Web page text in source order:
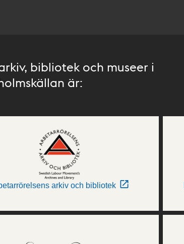
bibliotek och museer i
är:
arkiv och bibliotek